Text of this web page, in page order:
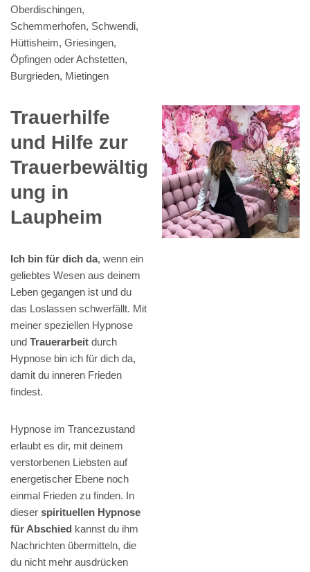
Oberdischingen,
Schemmerhofen, Schwendi,
Hüttisheim, Griesingen,
Öpfingen oder Achstetten,
Burgrieden, Mietingen
Trauerhilfe
und Hilfe zur
Trauerbewältig
ung in
Laupheim
Ich bin für dich da, wenn ein
geliebtes Wesen aus deinem
Leben gegangen ist und du
das Loslassen schwerfällt. Mit
meiner speziellen Hypnose
und Trauerarbeit durch
Hypnose bin ich für dich da,
damit du inneren Frieden
findest.
Hypnose im Trancezustand
erlaubt es dir, mit deinem
verstorbenen Liebsten auf
energetischer Ebene noch
einmal Frieden zu finden. In
dieser spirituellen Hypnose
für Abschied kannst du ihm
Nachrichten übermitteln, die
du nicht mehr ausdrücken